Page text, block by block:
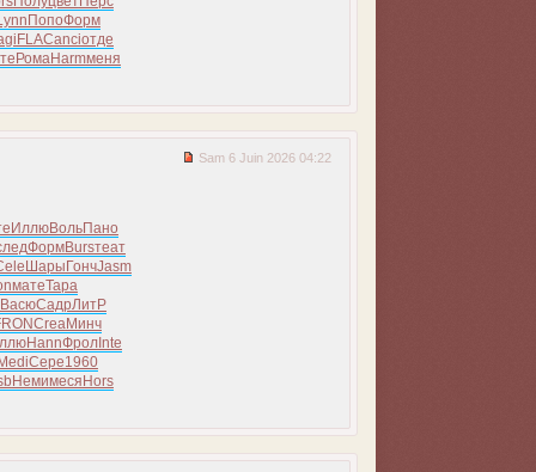
ПопоФорм
FLACanciотде
РомаHarmменя
Sam 6 Juin 2026 04:22
ИллюВольПано
ФормBursтеат
Шары ГончJasm
матеТара
ВасюСадрЛитР
CreaМинч
HannФролInte
Сере1960
Немимеся Hors